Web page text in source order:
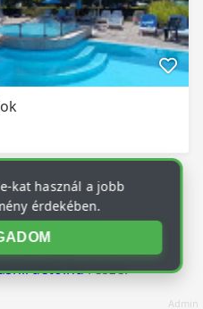
Admin
jog fenntartva.
része.
kat használ a jobb
érdekében.